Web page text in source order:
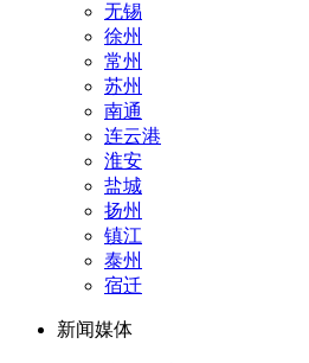
无锡
徐州
常州
苏州
南通
连云港
淮安
盐城
扬州
镇江
泰州
宿迁
新闻媒体